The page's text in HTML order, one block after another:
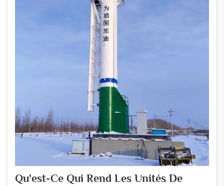
Qu'est-Ce Qui Rend Les Unités De